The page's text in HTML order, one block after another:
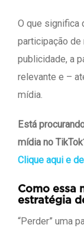
O que significa
participação
publicidade, a
relevante e –
mídia.
Está
mídia no
Clique aqui e
Como essa
estratégia
“Perder” uma